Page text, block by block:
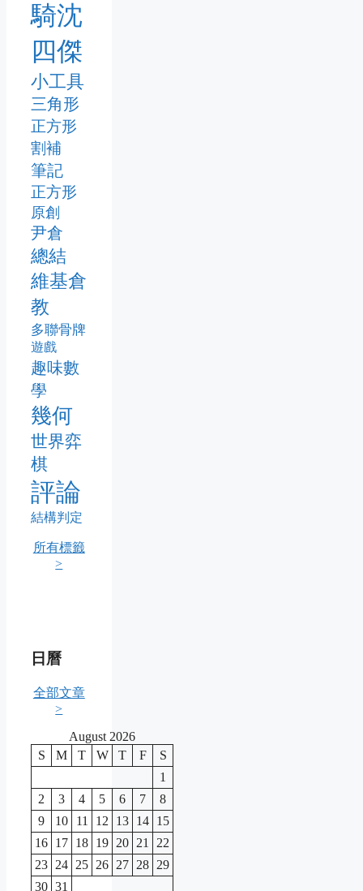
騎沈
四傑
小工具
三角形
正方形
割補
筆記
正方形
原創
尹倉
總結
維基倉
教
多聯骨牌
遊戲
趣味數
學
幾何
世界弈
棋
評論
結構判定
所有標籤
>
日曆
全部文章
>
August 2026
S
M T W T F
S
1
2
3 4 5 6 7
8
9
10 11 12 13 14 15
16 17 18 19 20 21
22
23 24 25 26 27 28 29
30 31